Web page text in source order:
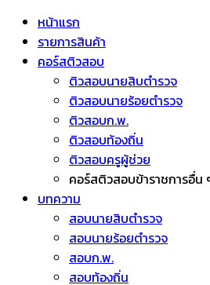
หน้าแรก
รายการสินค้า
คอร์สติวสอบ
ติวสอบนายสิบตำรวจ
ติวสอบนายร้อยตำรวจ
ติวสอบก.พ.
ติวสอบท้องถิ่น
ติวสอบครูผู้ช่วย
คอร์สติวสอบข้าราชการอื่น
บทความ
สอบนายสิบตำรวจ
สอบนายร้อยตำรวจ
สอบก.พ.
สอบท้องถิ่น